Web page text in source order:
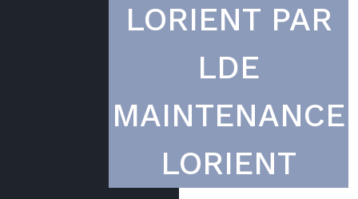
LORIENT PAR
LDE
MAINTENANCE
LORIENT